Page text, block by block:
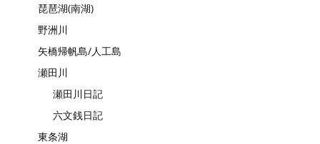
琵琶湖(南湖)
野洲川
矢橋帰帆島/人工島
瀬田川
瀬田川日記
六文銭日記
東条湖